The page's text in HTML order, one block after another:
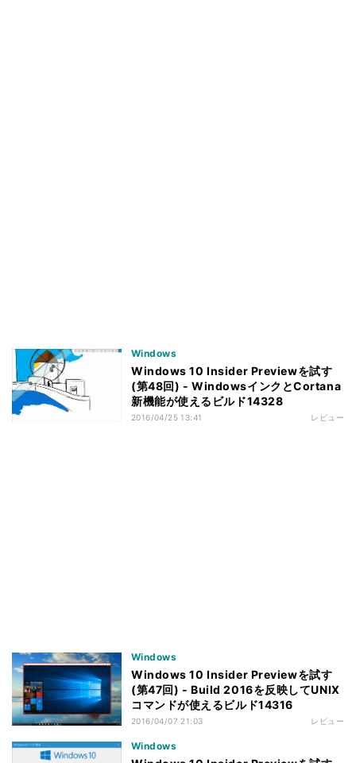
Windows
Windows 10 Insider Previewを試す
(第48回) - WindowsインクとCortana
新機能が使えるビルド14328
2016/04/25 13:41 レビュー
Windows
Windows 10 Insider Previewを試す
(第47回) - Build 2016を反映してUNIX
コマンドが使えるビルド14316
2016/04/07 21:03 レビュー
Windows